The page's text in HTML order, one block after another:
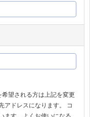
望される方は上記を変更
アドレスになります。 コ